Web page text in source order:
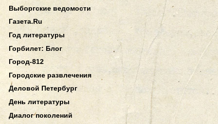
Выборгские ведомости
Газета.Ru
Год литературы
Горбилет: Блог
Город-812
Городские развлечения
Деловой Петербург
День литературы
Диалог поколений